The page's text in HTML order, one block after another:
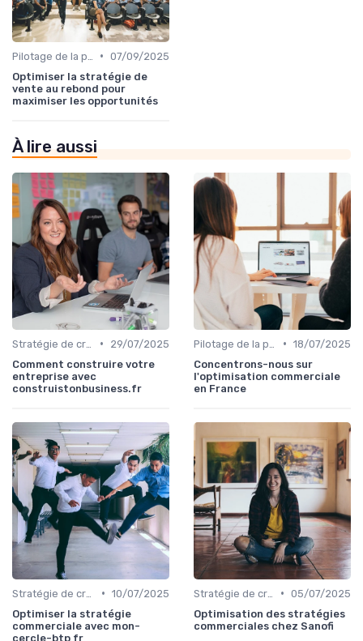
• 07/09/2025
Optimiser la stratégie de
vente au rebond pour
maximiser les opportunités
À lire aussi
•
29/07/2025
Comment construire votre
entreprise avec
construistonbusiness.fr
• 18/07/2025
Concentrons-nous sur
l'optimisation commerciale
en France
• 10/07/2025
Optimiser la stratégie
commerciale avec mon-
cercle-btp fr
• 05/07/2025
Optimisation des stratégies
commerciales chez Sanofi